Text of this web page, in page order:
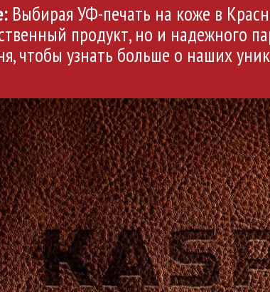
Выбирая УФ-печать на коже в
продукт, но и надежного
чтобы узнать больше о наших